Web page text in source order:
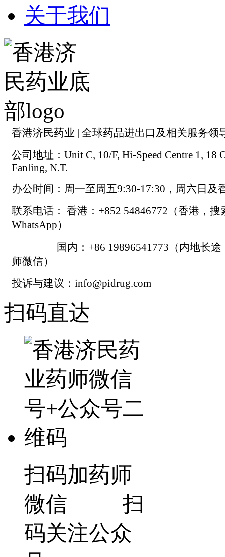
关于我们
香港济民药业 | 全球药品进出口及相关服务领
公司地址：Unit C, 10/F, Hi-Speed Centre 1, 18
Fanling, N.T.
办公时间：周一至周五9:30-17:30，周六日及
联系电话： 香港：+852 54846772（香港，搜
WhatsApp）
国内：+86 19896541773（内地长途
师微信）
投诉与建议：info@pidrug.com
扫码直达
扫码加药师
微信 扫
码关注公众